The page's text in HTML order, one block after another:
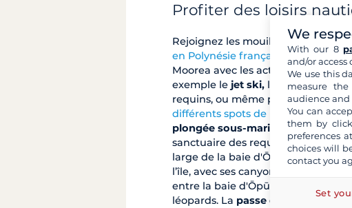
Profiter des loisirs
Rejoignez les mouillages
en Polynésie française
. Vous
Moorea avec les activités
exemple le jet ski, la plongée,
requins, ou même participer à de
différents spots de plongée
plongée sous-marine
près des
sanctuaire des requins de diverses
large de la baie d'Ōpūnohu, le mur
l’île, avec ses canyons et ses
entre la baie d'Ōpūnohu et la
léopards. La passe de Tareu
abrite
We
With our 8
and/or
We use this
measure
audience and
You can
them by
preferences
choices will
contact you
Set